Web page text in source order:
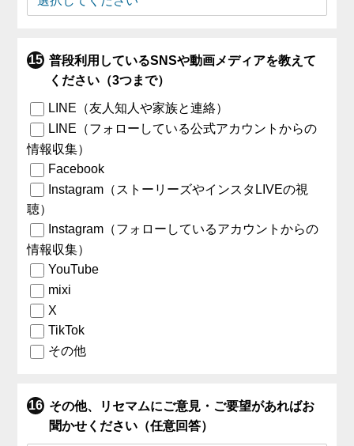
普段利用しているSNSや動画メディアを教えて
ください（3つまで）
LINE（友人知人や家族と連絡）
LINE（フォローしている公式アカウントからの
情報収集）
Facebook
Instagram（ストーリーズやインスタLIVEの視
聴）
Instagram（フォローしているアカウントからの
情報収集）
YouTube
mixi
X
TikTok
その他
その他、リセマムにご意見・ご要望があればお
聞かせください（任意回答）